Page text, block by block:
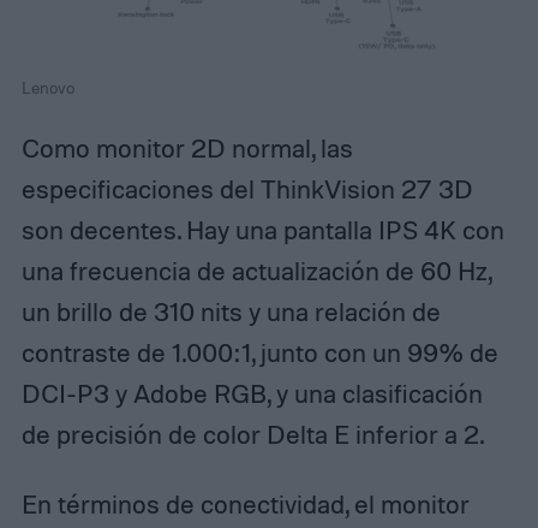
Lenovo
Como monitor 2D normal, las
especificaciones del ThinkVision 27 3D
son decentes. Hay una pantalla IPS 4K con
una frecuencia de actualización de 60 Hz,
un brillo de 310 nits y una relación de
contraste de 1.000:1, junto con un 99% de
DCI-P3 y Adobe RGB, y una clasificación
de precisión de color Delta E inferior a 2.
En términos de conectividad, el monitor